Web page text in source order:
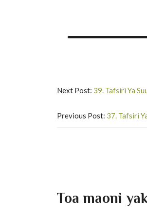
Next Post: 39. Tafsiri Ya
Previous Post: 37. Tafsiri
Toa maoni